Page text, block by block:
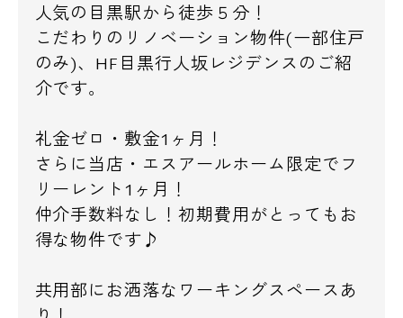
人気の目黒駅から徒歩５分！
こだわりのリノベーション物件(一部住戸
のみ)、HF目黒行人坂レジデンスのご紹
介です。
礼金ゼロ・敷金1ヶ月！
さらに当店・エスアールホーム限定でフ
リーレント1ヶ月！
仲介手数料なし！初期費用がとってもお
得な物件です♪
共用部にお洒落なワーキングスペースあ